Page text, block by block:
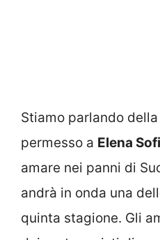
Stiamo parlando
permesso a Elena
amare nei panni di
andrà in onda una
quinta stagione. Gli